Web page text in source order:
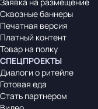
Заявка на размещение
Сквозные баннеры
Печатная версия
Платный контент
Товар на полку
СПЕЦПРОЕКТЫ
Диалоги о ритейле
Готовая еда
Стать партнером